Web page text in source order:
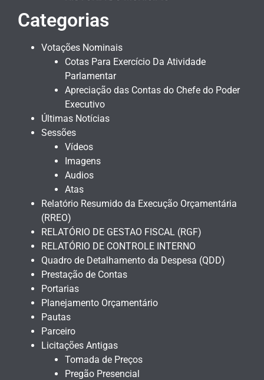
Categorias
Votações Nominais
Cotas Para Exercício Da Atividade
Parlamentar
Apreciação das Contas do Chefe do Poder
Executivo
Últimas Notícias
Sessões
Vídeos
Imagens
Audios
Atas
Relatório Resumido da Execução Orçamentária
(RREO)
RELATÓRIO DE GESTAO FISCAL (RGF)
RELATÓRIO DE CONTROLE INTERNO
Quadro de Detalhamento da Despesa (QDD)
Prestação de Contas
Portarias
Planejamento Orçamentário
Pautas
Parceiro
Licitações Antigas
Tomada de Preços
Pregão Presencial